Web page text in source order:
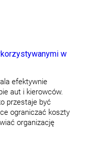
w
efektywnie
aut i kierowców.
przestaje być
ograniczać koszty
organizację